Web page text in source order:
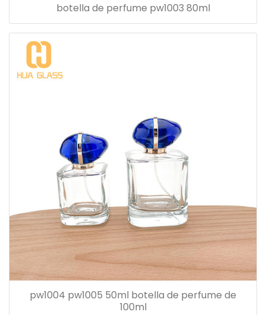
botella de perfume pw1003 80ml
pw1004 pw1005 50ml botella de perfume de
100ml